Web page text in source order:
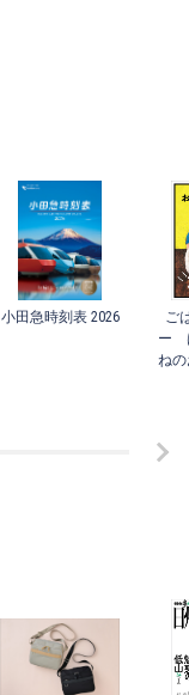
小田急時刻表 2026
ご
ー
ね